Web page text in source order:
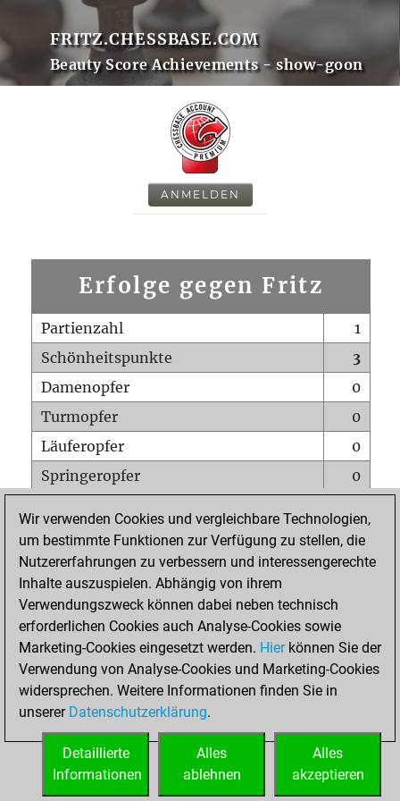
FRITZ.CHESSBASE.COM
Beauty Score Achievements - show-goon
ANMELDEN
Erfolge gegen Fritz
Partienzahl
1
Schönheitspunkte
3
Damenopfer
0
Turmopfer
0
Läuferopfer
0
Springeropfer
0
Matt auf vollem Brett
0
Bauer setzt Matt
0
Erstickte Matts
Unterverwandlungen
Türme auf der siebten
0
STARTSEITE
Wir verwenden Cookies und vergleichbare Technologien,
um bestimmte Funktionen zur Verfügung zu stellen, die
Nutzererfahrungen zu verbessern und interessengerechte
Inhalte auszuspielen. Abhängig von ihrem
Verwendungszweck können dabei neben technisch
erforderlichen Cookies auch Analyse-Cookies sowie
Marketing-Cookies eingesetzt werden. Hierkönnen Sie der
Verwendung von Analyse-Cookies und Marketing-Cookies
widersprechen. Weitere Informationen finden Sie in
unserer Datenschutzerklärung.
Alles
akzeptieren
Alles
ablehnen
Detaillierte
Informationen